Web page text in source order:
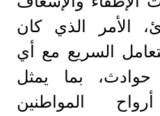
الأمر الذي كان
السريع مع أي
بما يمثل
المواطنين